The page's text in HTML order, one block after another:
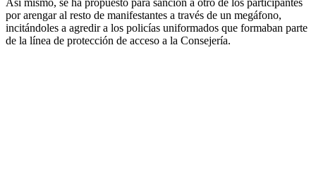
Así mismo, se ha propuesto para sanción a otro de los participantes
por arengar al resto de manifestantes a través de un megáfono,
incitándoles a agredir a los policías uniformados que formaban parte
de la línea de protección de acceso a la Consejería.